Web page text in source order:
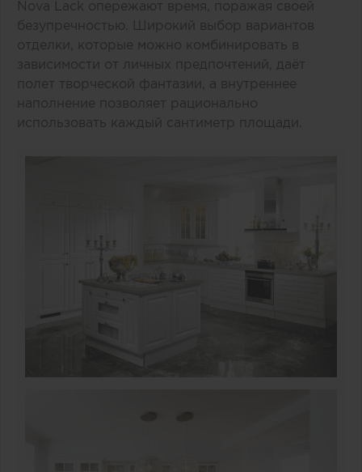
Nova Lack опережают время, поражая своей
безупречностью. Широкий выбор вариантов
отделки, которые можно комбинировать в
зависимости от личных предпочтений, даёт
полет творческой фантазии, а внутреннее
наполнение позволяет рационально
использовать каждый сантиметр площади.